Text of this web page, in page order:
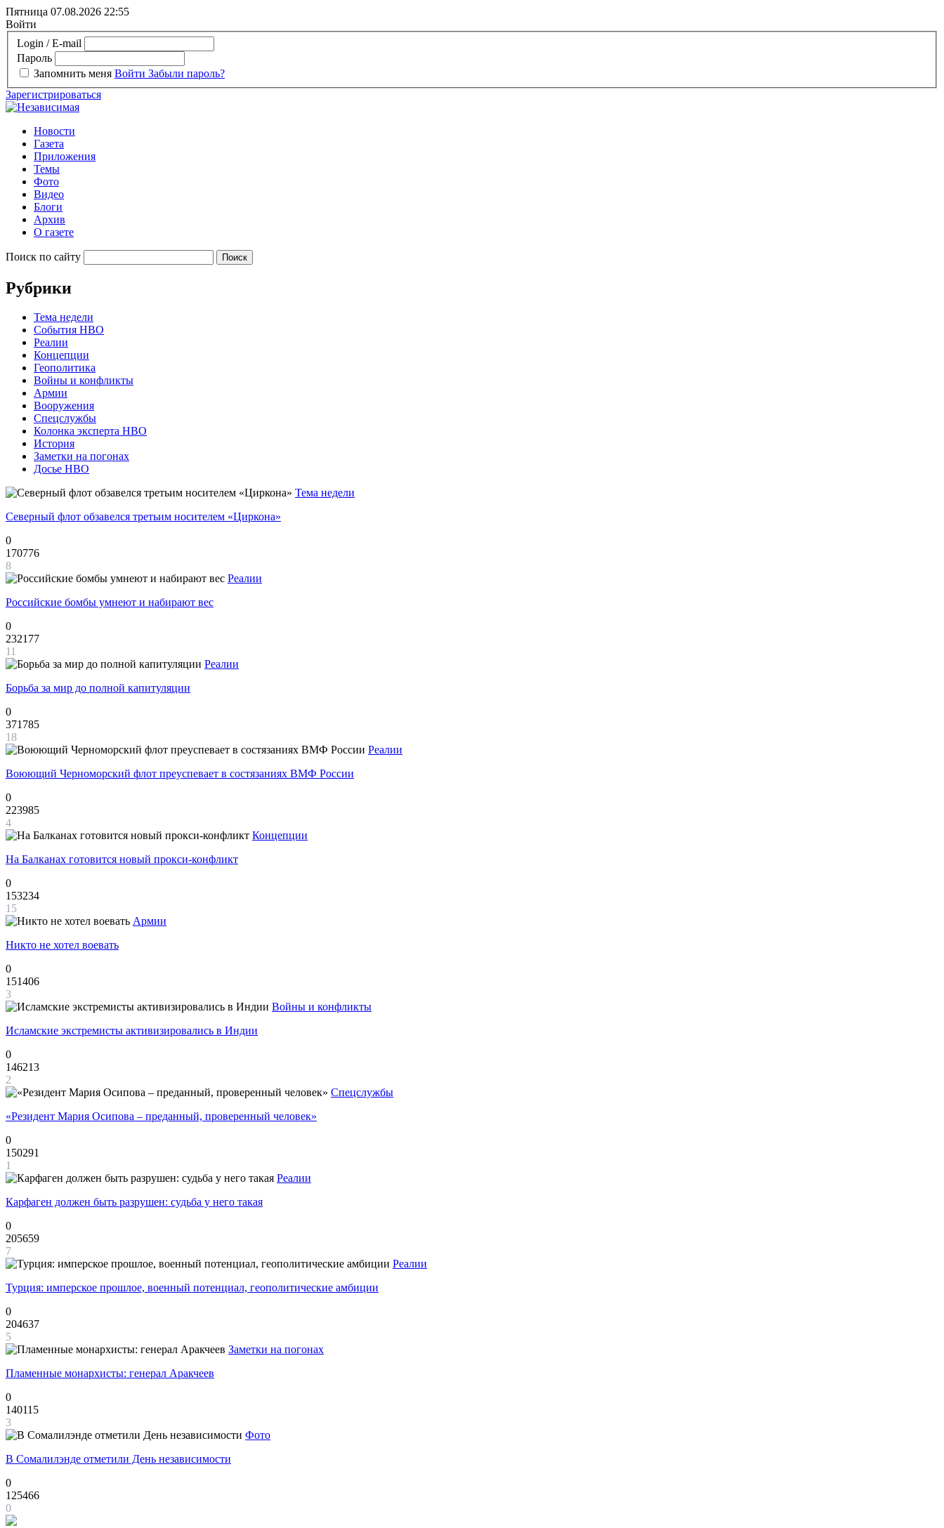
Пятница 07.08.2026 22:55
Войти
Login / E-mail
Пароль
Запомнить меня Войти Забыли пароль?
Зарегистрироваться
Новости
Газета
Приложения
Темы
Фото
Видео
Блоги
Архив
О газете
Поиск по сайту
Рубрики
Тема недели
События НВО
Реалии
Концепции
Геополитика
Войны и конфликты
Армии
Вооружения
Спецслужбы
Колонка эксперта НВО
История
Заметки на погонах
Досье НВО
Тема недели
Северный флот обзавелся третьим носителем «Циркона»
0
170776
8
Реалии
Российские бомбы умнеют и набирают вес
0
232177
11
Реалии
Борьба за мир до полной капитуляции
0
371785
18
Реалии
Воюющий Черноморский флот преуспевает в состязаниях ВМФ России
0
223985
4
Концепции
На Балканах готовится новый прокси-конфликт
0
153234
15
Армии
Никто не хотел воевать
0
151406
3
Войны и конфликты
Исламские экстремисты активизировались в Индии
0
146213
2
Спецслужбы
«Резидент Мария Осипова – преданный, проверенный человек»
0
150291
1
Реалии
Карфаген должен быть разрушен: судьба у него такая
0
205659
7
Реалии
Турция: имперское прошлое, военный потенциал, геополитические амбиции
0
204637
5
Заметки на погонах
Пламенные монархисты: генерал Аракчеев
0
140115
3
Фото
В Сомалилэнде отметили День независимости
0
125466
0